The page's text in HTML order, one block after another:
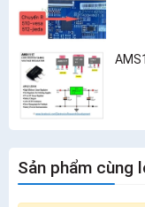
Sản phẩm cùng